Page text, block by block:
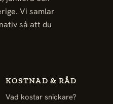
Vi samlar
så att du
KOSTNAD & RÅD
Vad kostar snickare?